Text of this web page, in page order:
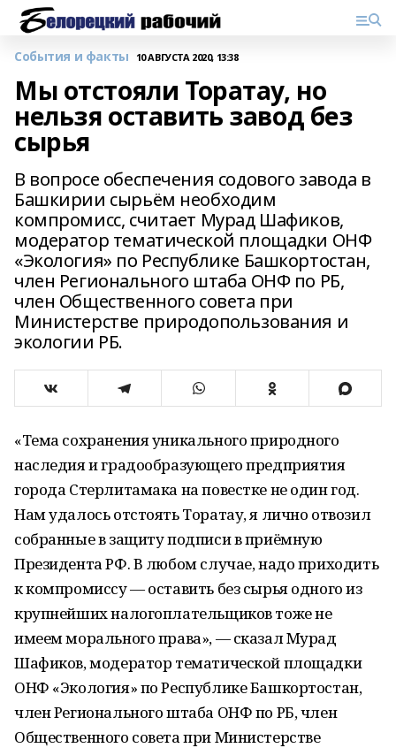
События и факты 10 АВГУСТА 2020, 13:38
Мы отстояли Торатау, но
нельзя оставить завод без
сырья
В вопросе обеспечения содового завода в
Башкирии сырьём необходим
компромисс, считает Мурад Шафиков,
модератор тематической площадки ОНФ
«Экология» по Республике Башкортостан,
член Регионального штаба ОНФ по РБ,
член Общественного совета при
Министерстве природопользования и
экологии РБ.
«Тема сохранения уникального природного
наследия и градообразующего предприятия
города Стерлитамака на повестке не один год.
Нам удалось отстоять Торатау, я лично отвозил
собранные в защиту подписи в приёмную
Президента РФ. В любом случае, надо приходить
к компромиссу — оставить без сырья одного из
крупнейших налогоплательщиков тоже не
имеем морального права», — сказал Мурад
Шафиков, модератор тематической площадки
ОНФ «Экология» по Республике Башкортостан,
член Регионального штаба ОНФ по РБ, член
Общественного совета при Министерстве